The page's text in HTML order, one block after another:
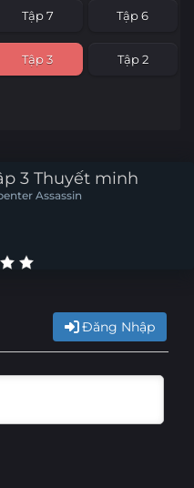
Tập 7 Tập 6
Tập 3 Tập 2
3 Thuyết minh
Assassin
Đăng Nhập